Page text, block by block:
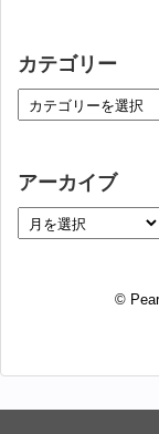
カテゴリー
アーカイブ
©